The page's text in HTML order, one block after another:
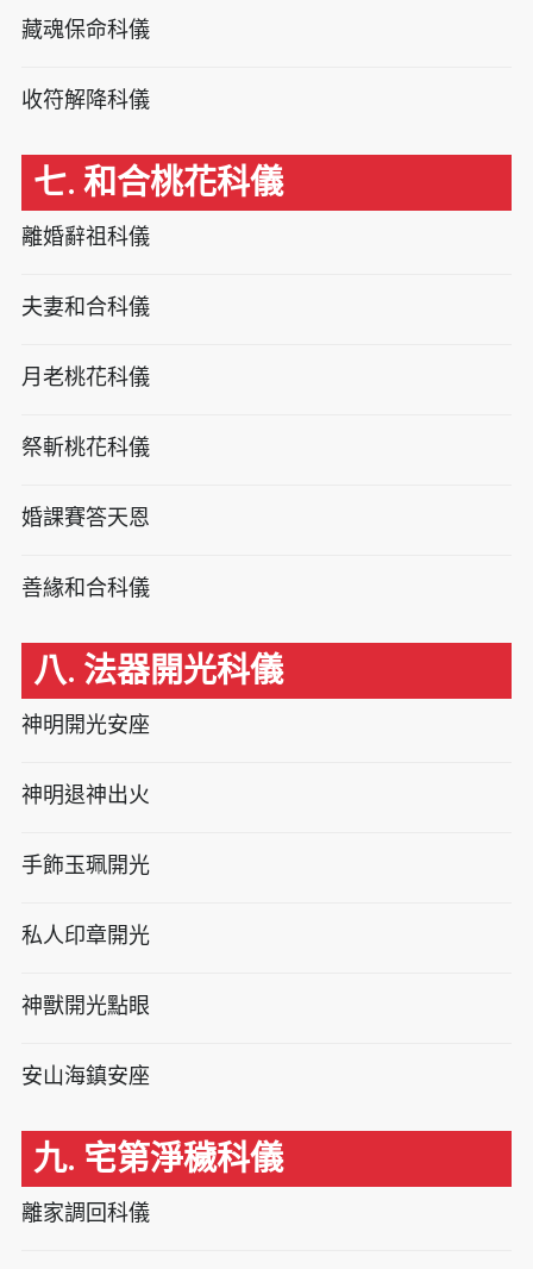
藏魂保命科儀
收符解降科儀
七. 和合桃花科儀
離婚辭祖科儀
夫妻和合科儀
月老桃花科儀
祭斬桃花科儀
婚課賽答天恩
善緣和合科儀
八. 法器開光科儀
神明開光安座
神明退神出火
手飾玉珮開光
私人印章開光
神獸開光點眼
安山海鎮安座
九. 宅第淨穢科儀
離家調回科儀